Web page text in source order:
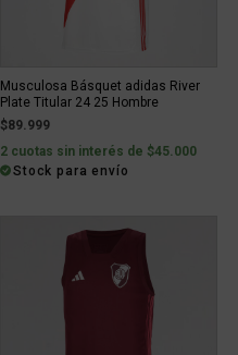
Musculosa Básquet adidas River
Plate Titular 24 25 Hombre
$89.999
2 cuotas sin interés de $45.000
Stock para envío